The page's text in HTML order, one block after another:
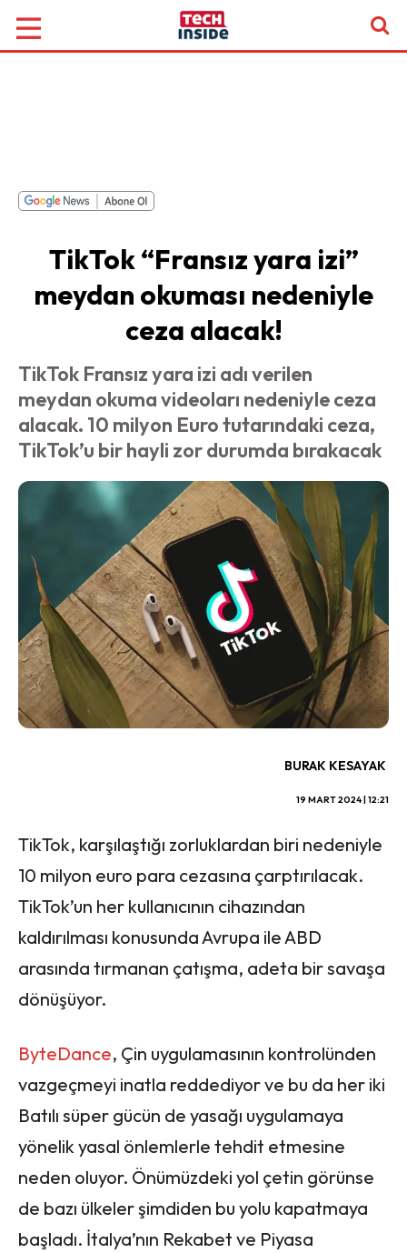
TikTok “Fransız yara izi”
meydan okuması nedeniyle
ceza alacak!
TikTok Fransız yara izi adı verilen
meydan okuma videoları nedeniyle ceza
alacak. 10 milyon Euro tutarındaki ceza,
TikTok’u bir hayli zor durumda bırakacak
BURAK KESAYAK
19 MART 2024 | 12:21
TikTok, karşılaştığı zorluklardan biri nedeniyle
10 milyon euro para cezasına çarptırılacak.
TikTok’un her kullanıcının cihazından
kaldırılması konusunda Avrupa ile ABD
arasında tırmanan çatışma, adeta bir savaşa
dönüşüyor.
ByteDance, Çin uygulamasının kontrolünden
vazgeçmeyi inatla reddediyor ve bu da her iki
Batılı süper gücün de yasağı uygulamaya
yönelik yasal önlemlerle tehdit etmesine
neden oluyor. Önümüzdeki yol çetin görünse
de bazı ülkeler şimdiden bu yolu kapatmaya
başladı. İtalya’nın Rekabet ve Piyasa